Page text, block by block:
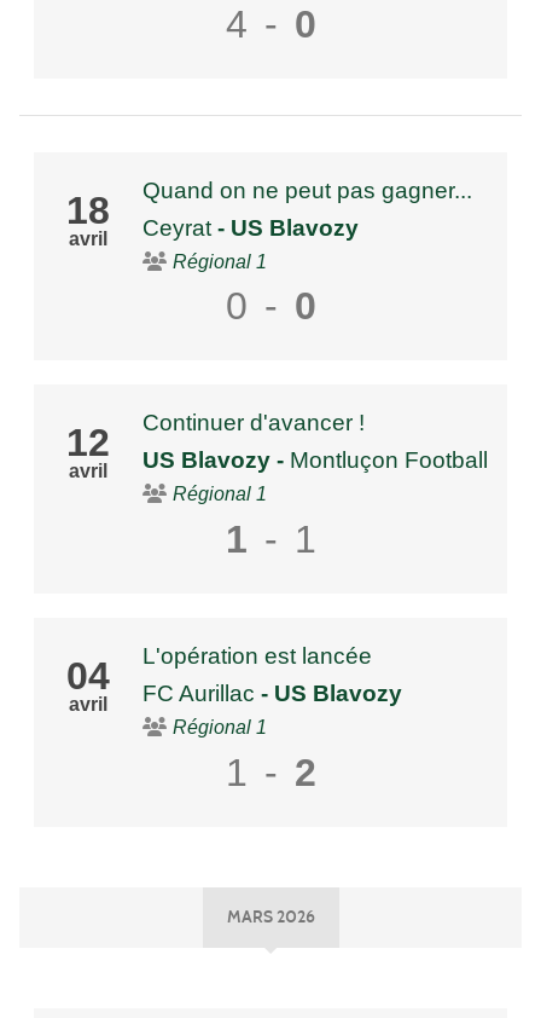
4 - 0
18
avril
Quand on ne peut pas gagner...
Ceyrat - US Blavozy
Régional 1
0 - 0
12
avril
Continuer d'avancer !
US Blavozy - Montluçon Football
Régional 1
1 - 1
04
avril
L'opération est lancée
FC Aurillac - US Blavozy
Régional 1
1 - 2
MARS 2026